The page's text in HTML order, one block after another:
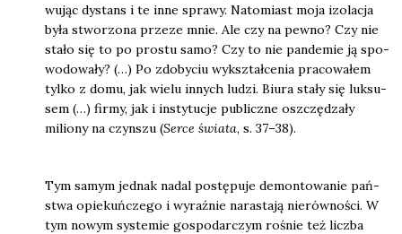
wu­jąc dystans i te inne spra­wy. Nato­miast moja izo­la­cja
była stwo­rzo­na prze­ze mnie. Ale czy na pew­no? Czy nie
sta­ło się to po pro­stu samo? Czy to nie pan­de­mie ją spo­
wo­do­wa­ły? (…) Po zdo­by­ciu wykształ­ce­nia pra­co­wa­łem
tyl­ko z domu, jak wie­lu innych ludzi. Biu­ra sta­ły się luk­su­
sem (…) fir­my, jak i insty­tu­cje publicz­ne oszczę­dza­ły
milio­ny na czyn­szu (Ser­ce świa­ta, s. 37–38).
Tym samym jed­nak nadal postę­pu­je demon­to­wa­nie pań­
stwa opie­kuń­cze­go i wyraź­nie nara­sta­ją nie­rów­no­ści. W
tym nowym sys­te­mie gospo­dar­czym rośnie też licz­ba